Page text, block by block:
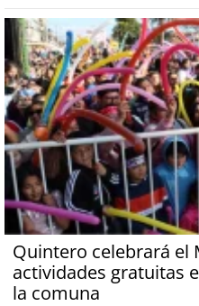
Quintero celebrará el
actividades gratuitas
la comuna